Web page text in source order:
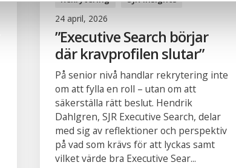
24 april, 2026
”Executive Search börjar
där kravprofilen slutar”
På senior nivå handlar rekrytering inte
om att fylla en roll – utan om att
säkerställa rätt beslut. Hendrik
Dahlgren, SJR Executive Search, delar
med sig av reflektioner och perspektiv
på vad som krävs för att lyckas samt
vilket värde bra Executive Sear...